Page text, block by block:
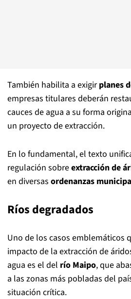
También habilita a exigirplanes
empresas titulares deberán
cauces de agua a su forma
un proyecto de extracción.
En lo fundamental, el texto
regulación sobreextracción de
en diversas ordenanzas
Ríos degradados
Uno de los casos emblemáticos
impacto de la extracción de
agua es el del río Maipo, que
a las zonas más pobladas del
situación crítica.